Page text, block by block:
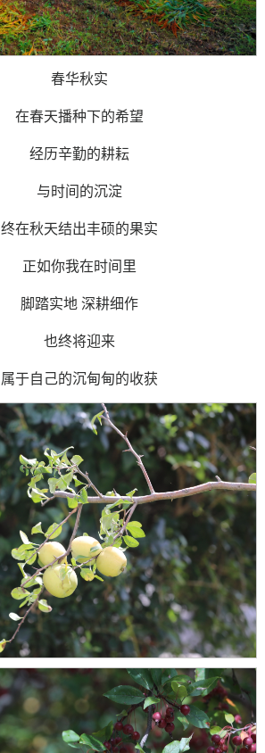
春华秋实
在春天播种下的希望
经历辛勤的耕耘
与时间的沉淀
终在秋天结出丰硕的果实
正如你我在时间里
脚踏实地 深耕细作
也终将迎来
属于自己的沉甸甸的收获